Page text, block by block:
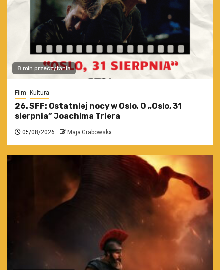
8 min przeczytania
Film Kultura
26. SFF: Ostatniej nocy w Oslo. O „Oslo, 31
sierpnia” Joachima Triera
05/08/2026 Maja Grabowska